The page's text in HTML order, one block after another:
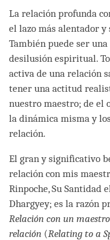
La relación profunda
el lazo más alentador
También puede ser
desilusión espiritual.
activa de una relación
tener una actitud
nuestro maestro; de el
la dinámica misma y
relación.
El gran y significativo
relación con mis
Rinpoche, Su Santidad
Dhargyey; es la razón
Relación con un
relación (Relating to a